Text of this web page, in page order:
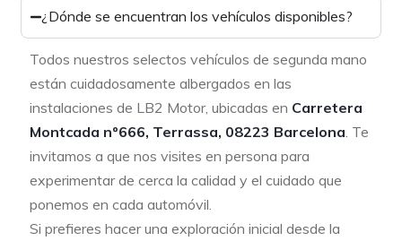
¿Dónde se encuentran los vehículos disponibles?
Todos nuestros selectos vehículos de segunda mano
están cuidadosamente albergados en las
instalaciones de LB2 Motor, ubicadas en Carretera
Montcada nº666, Terrassa, 08223 Barcelona. Te
invitamos a que nos visites en persona para
experimentar de cerca la calidad y el cuidado que
ponemos en cada automóvil.
Si prefieres hacer una exploración inicial desde la